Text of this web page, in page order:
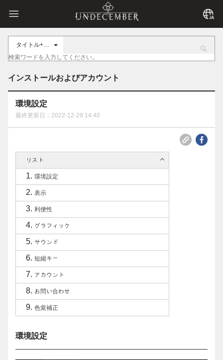
タイトル+内容
インストールおよびアカウント
環境設定
最終更新日：2022-12-29 14:40
リスト
環境設定
表示
利便性
グラフィック
サウンド
短縮キー
アカウント
お問い合わせ
色覚補正
環境設定